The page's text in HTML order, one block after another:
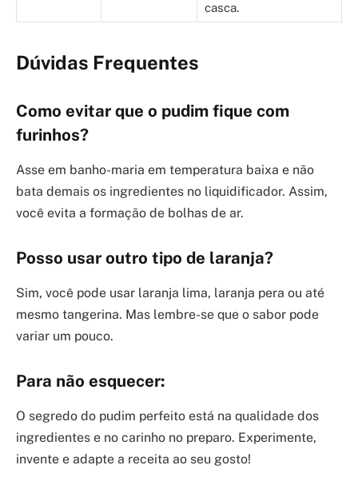
casca.
Dúvidas Frequentes
Como evitar que o pudim fique com
furinhos?
Asse em banho-maria em temperatura baixa e não
bata demais os ingredientes no liquidificador. Assim,
você evita a formação de bolhas de ar.
Posso usar outro tipo de laranja?
Sim, você pode usar laranja lima, laranja pera ou até
mesmo tangerina. Mas lembre-se que o sabor pode
variar um pouco.
Para não esquecer:
O segredo do pudim perfeito está na qualidade dos
ingredientes e no carinho no preparo. Experimente,
invente e adapte a receita ao seu gosto!